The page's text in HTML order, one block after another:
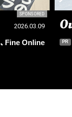
SPONSORED
2026.03.09
Fine Online
PR